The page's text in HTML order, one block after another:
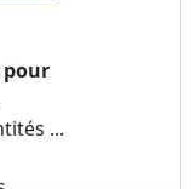
pour
...